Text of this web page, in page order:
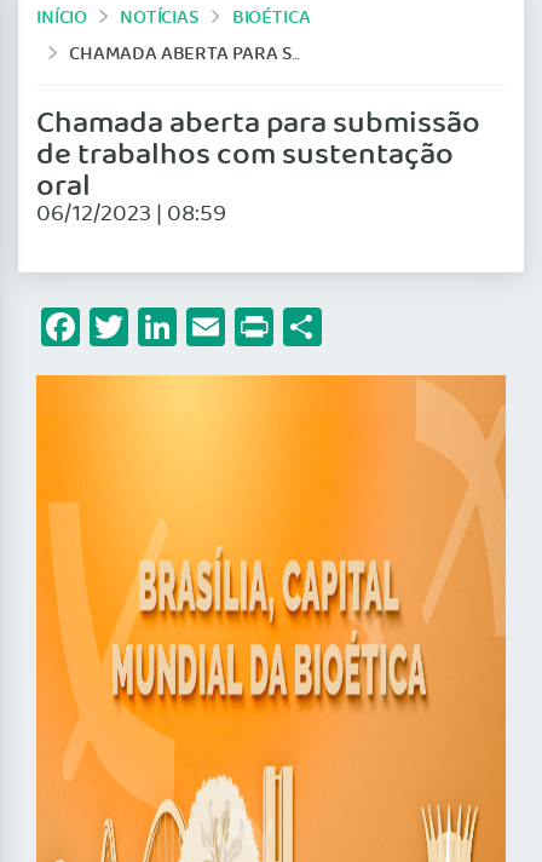
INÍCIO NOTÍCIAS
BIOÉTICA
CHAMADA ABERTA PARA SUBMISSÃO DE TRABALHOS COM SUSTENTAÇÃO ORAL
Chamada aberta para submissão
de trabalhos com sustentação
oral
06/12/2023 | 08:59
Facebook
Twitter
LinkedIn
Email
Print